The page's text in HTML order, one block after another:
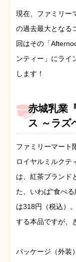
現在、ファミリー
の過去最大となる
回はその「
ンティー」にライ
します！
赤城乳業
ス ～ラズ
ファミリーマート
ロイヤルミルクテ
は、紅茶ブランド
た、いわば“食べ
は318円（税込）
する本品ですが、
パッケージ（外装